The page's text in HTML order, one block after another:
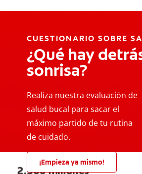
CUESTIONARIO SOBRE
¿Qué hay
sonrisa?
Realiza nuestra evaluación de
salud bucal para sacar el
máximo partido de tu rutina
de cuidado.
¡Empieza ya mismo!